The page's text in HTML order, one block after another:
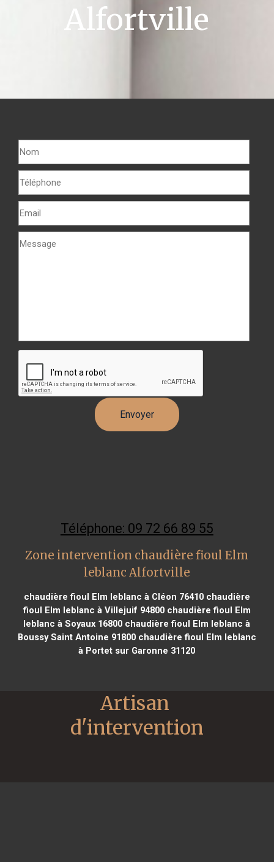
Alfortville
Téléphone: 09 72 66 89 55
Zone intervention chaudière fioul Elm
leblanc Alfortville
chaudière fioul Elm leblanc à Cléon 76410chaudière
fioul Elm leblanc à Villejuif 94800chaudière fioul Elm
leblanc à Soyaux 16800 chaudière fioul Elm leblanc à
Boussy Saint Antoine 91800chaudière fioul Elm leblanc
à Portet sur Garonne 31120
Artisan
d'intervention